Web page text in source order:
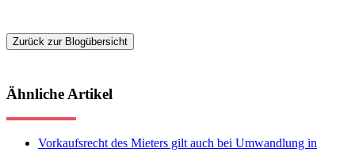
Zurück zur Blogübersicht
Ähnliche Artikel
Vorkaufsrecht des Mieters gilt auch bei Umwandlung in